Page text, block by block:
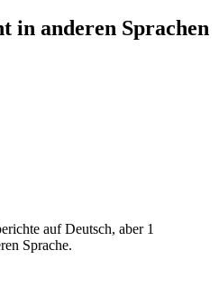
in anderen Sprachen
auf Deutsch, aber 1
Sprache.